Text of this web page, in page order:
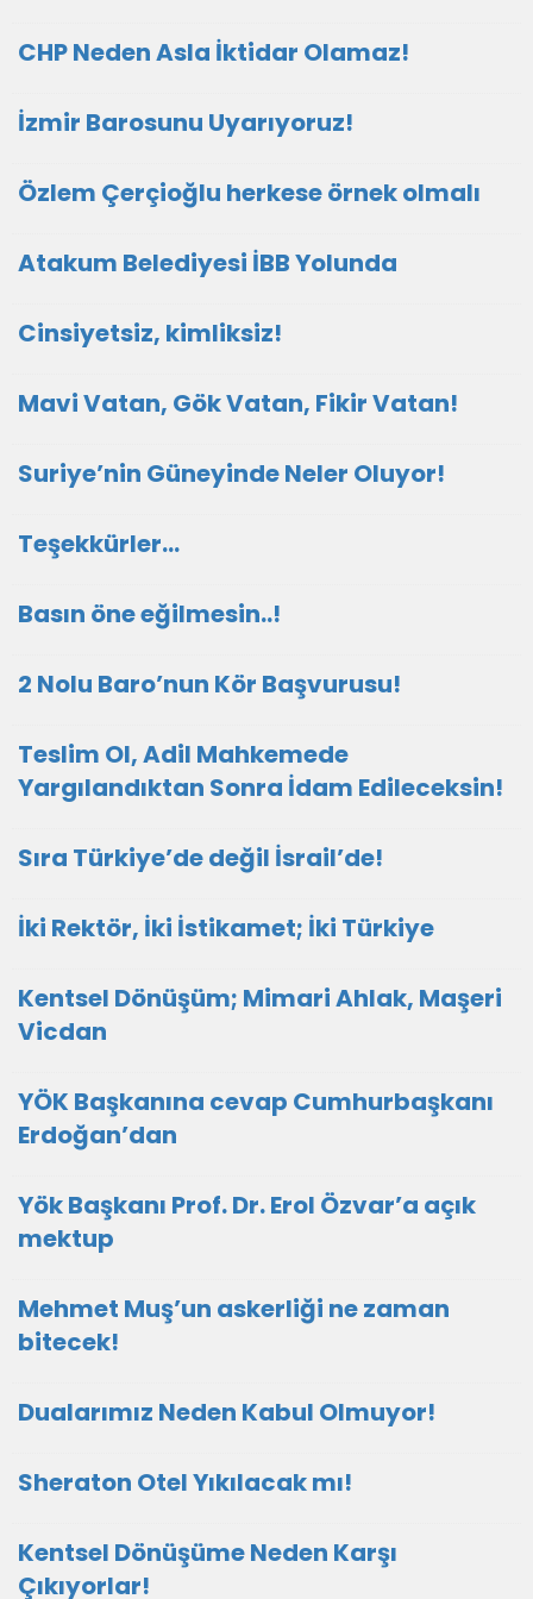
CHP Neden Asla İktidar Olamaz!
İzmir Barosunu Uyarıyoruz!
Özlem Çerçioğlu herkese örnek olmalı
Atakum Belediyesi İBB Yolunda
Cinsiyetsiz, kimliksiz!
Mavi Vatan, Gök Vatan, Fikir Vatan!
Suriye’nin Güneyinde Neler Oluyor!
Teşekkürler…
Basın öne eğilmesin..!
2 Nolu Baro’nun Kör Başvurusu!
Teslim Ol, Adil Mahkemede
Yargılandıktan Sonra İdam Edileceksin!
Sıra Türkiye’de değil İsrail’de!
İki Rektör, İki İstikamet; İki Türkiye
Kentsel Dönüşüm; Mimari Ahlak, Maşeri
Vicdan
YÖK Başkanına cevap Cumhurbaşkanı
Erdoğan’dan
Yök Başkanı Prof. Dr. Erol Özvar’a açık
mektup
Mehmet Muş’un askerliği ne zaman
bitecek!
Dualarımız Neden Kabul Olmuyor!
Sheraton Otel Yıkılacak mı!
Kentsel Dönüşüme Neden Karşı
Çıkıyorlar!